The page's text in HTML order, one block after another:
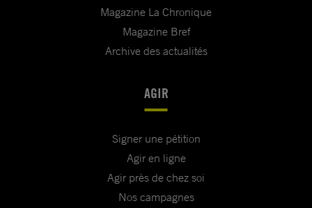
Magazine La Chronique
Magazine Bref
Archive des actualités
AGIR
Signer une pétition
Agir en ligne
Agir près de chez soi
Nos campagnes